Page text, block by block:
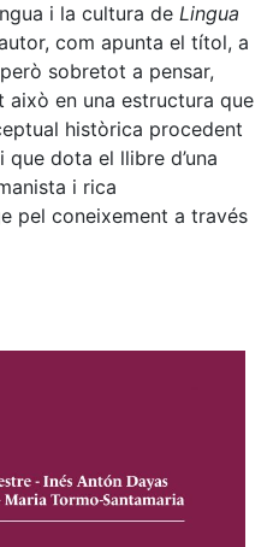
i la cultura de Lingua
com apunta el títol, a
sobretot a pensar,
això en una estructura que
històrica procedent
dota el llibre d’una
i rica
pel coneixement a través